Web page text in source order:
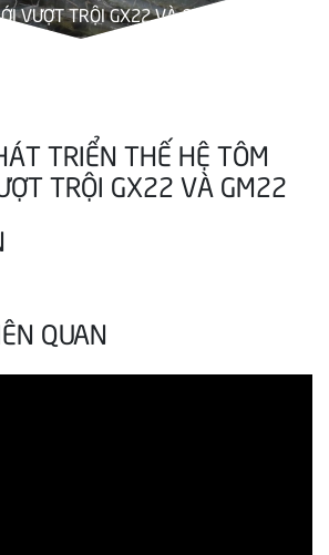
VƯỢT TRỘI GX22 VÀ GM22
TRIỂN THẾ HỆ TÔM
TRỘI GX22 VÀ GM22
QUAN